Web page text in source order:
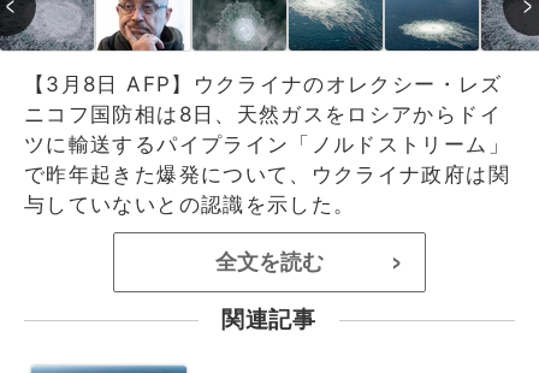
【3月8日 AFP】ウクライナのオレクシー・レズ
ニコフ国防相は8日、天然ガスをロシアからドイ
ツに輸送するパイプライン「ノルドストリーム」
で昨年起きた爆発について、ウクライナ政府は関
与していないとの認識を示した。
全文を読む >
関連記事